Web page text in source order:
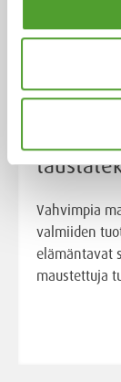
Artikkeli
Vahvimpia
valmiiden
elämäntavat
maustettuja